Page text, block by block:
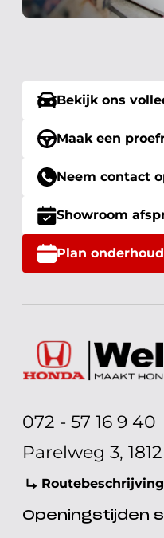
Bekijk ons
Maak een
Neem contact
Showroom
Plan onderhoud
072 - 57 16 9 40
Parelweg 3,
Routebeschrijving
Openingstijden